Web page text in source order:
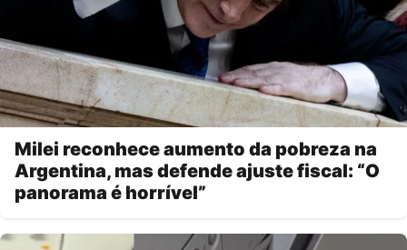
Milei reconhece aumento da pobreza na
Argentina, mas defende ajuste fiscal: “O
panorama é horrível”